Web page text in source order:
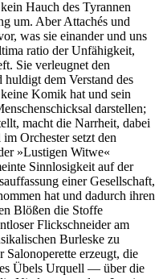
Hauch des Tyrannen
um. Aber Attachés und
was sie einander und uns
ratio der Unfähigkeit,
Sie verleugnet den
dem Verstand des
Komik hat und sein
darstellen;
macht die Narrheit, dabei
Orchester setzt den
»Lustigen Witwe«
Sinnlosigkeit auf der
einer Gesellschaft,
hat und dadurch ihren
Blößen die Stoffe
Flickschneider am
Burleske zu
erzeugt, die
Übels Urquell — über die